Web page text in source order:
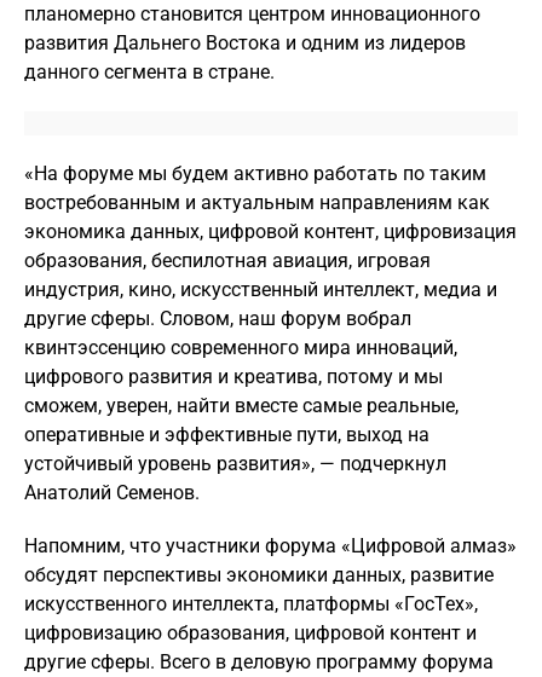
планомерно становится центром инновационного
развития Дальнего Востока и одним из лидеров
данного сегмента в стране.
«На форуме мы будем активно работать по таким
востребованным и актуальным направлениям как
экономика данных, цифровой контент, цифровизация
образования, беспилотная авиация, игровая
индустрия, кино, искусственный интеллект, медиа и
другие сферы. Словом, наш форум вобрал
квинтэссенцию современного мира инноваций,
цифрового развития и креатива, потому и мы
сможем, уверен, найти вместе самые реальные,
оперативные и эффективные пути, выход на
устойчивый уровень развития», — подчеркнул
Анатолий Семенов.
Напомним, что участники форума «Цифровой алмаз»
обсудят перспективы экономики данных, развитие
искусственного интеллекта, платформы «ГосТех»,
цифровизацию образования, цифровой контент и
другие сферы. Всего в деловую программу форума